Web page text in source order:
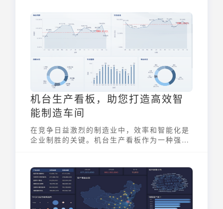
机台生产看板，助您打造高效智
能制造车间
在竞争日益激烈的制造业中，效率和智能化是
企业制胜的关键。机台生产看板作为一种强大
造。